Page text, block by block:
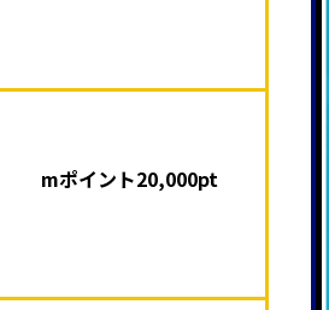
mポイント20,000pt